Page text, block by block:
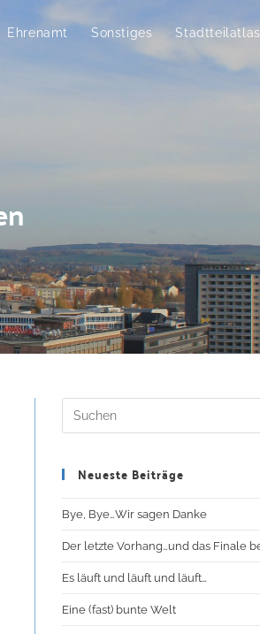
Ehrenamt Sonstiges Stadtteilatlas
Neueste Beiträge
Bye, Bye…Wir sagen Danke
Der letzte Vorhang…und das Finale
Es läuft und läuft und läuft…
Eine (fast) bunte Welt